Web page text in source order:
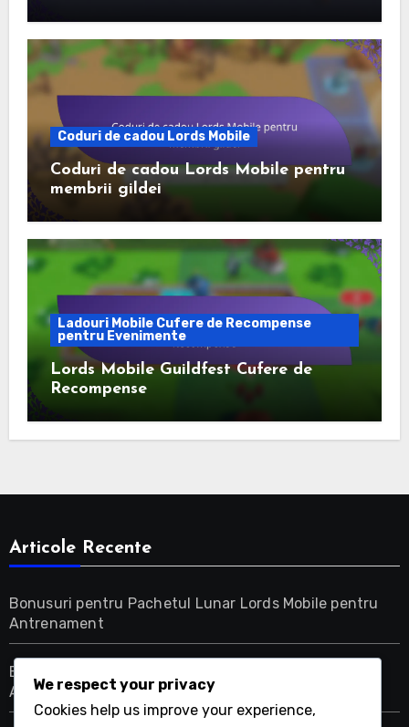
Coduri de cadou Lords Mobile
Coduri de cadou Lords Mobile pentru
membrii gildei
Ladouri Mobile Cufere de Recompense
pentru Evenimente
Lords Mobile Guildfest Cufere de
Recompense
Articole Recente
Bonusuri pentru Pachetul Lunar Lords Mobile pentru
Antrenament
Bonusuri pentru Pachetul Lunar Lords Mobile pentru
Acceleratoare
We respect your privacy
Cookies help us improve your experience,